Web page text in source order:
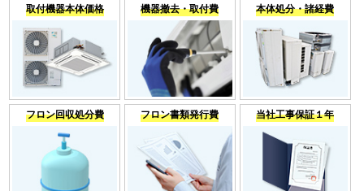
取付機器本体価格 機器撤去・取付費 本体処分・諸経費
フロン回収処分費 フロン書類発行費 当社工事保証１年